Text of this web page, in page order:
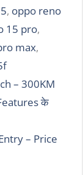
, oppo reno
15 pro,
max,
– 300KM
के
– Price